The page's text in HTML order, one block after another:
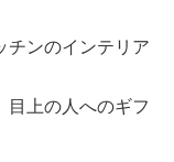
チンのインテリア
上の人へのギフ